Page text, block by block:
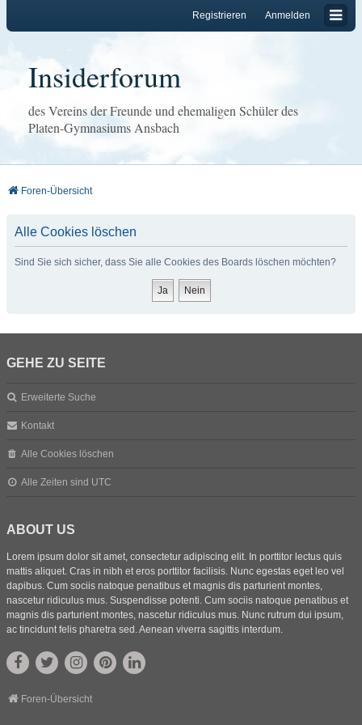
Anmelden
Registrieren
Insiderforum
des Vereins der Freunde und ehemaligen Schüler des
Platen-Gymnasiums Ansbach
Foren-Übersicht
Alle Cookies löschen
Sind Sie sich sicher, dass Sie alle Cookies des Boards löschen möchten?
GEHE ZU SEITE
Erweiterte Suche
Kontakt
Alle Cookies löschen
Alle Zeiten sind UTC
ABOUT US
Lorem ipsum dolor sit amet, consectetur adipiscing elit. In porttitor lectus quis
mattis aliquet. Cras in nibh et eros porttitor facilisis. Nunc egestas eget leo vel
dapibus. Cum sociis natoque penatibus et magnis dis parturient montes,
nascetur ridiculus mus. Suspendisse potenti. Cum sociis natoque penatibus et
magnis dis parturient montes, nascetur ridiculus mus. Nunc rutrum dui ipsum,
ac tincidunt felis pharetra sed. Aenean viverra sagittis interdum.
Foren-Übersicht